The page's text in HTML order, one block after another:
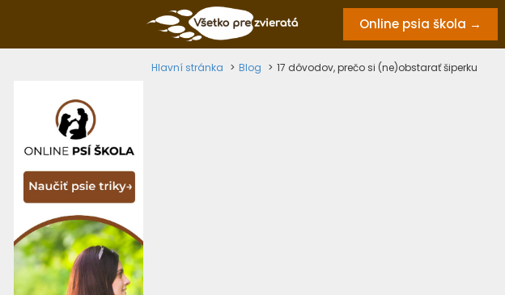
Online psia škola →
Hlavní stránka Blog 17 dôvodov, prečo si (ne)obstarať šiperku